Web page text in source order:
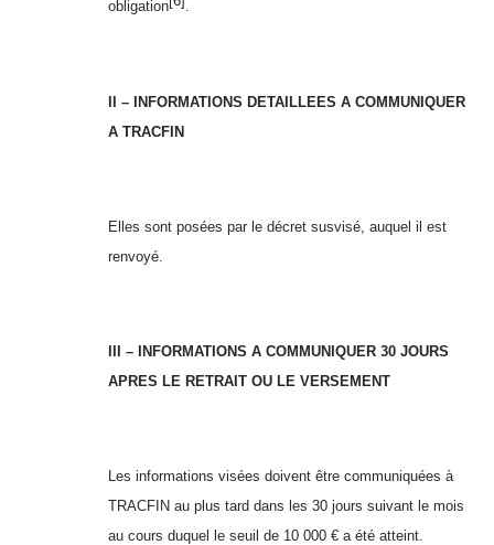
obligation
.
II – INFORMATIONS DETAILLEES A COMMUNIQUER
A TRACFIN
Elles sont posées par le décret susvisé, auquel il est
renvoyé.
III – INFORMATIONS A COMMUNIQUER 30 JOURS
APRES LE RETRAIT OU LE VERSEMENT
Les informations visées doivent être communiquées à
TRACFIN au plus tard dans les 30 jours suivant le mois
au cours duquel le seuil de 10 000 € a été atteint.